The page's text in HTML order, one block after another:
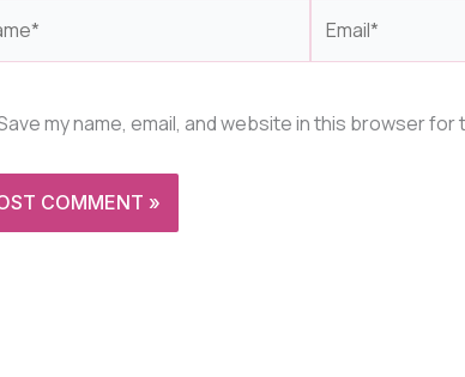
my name, email, and website in this browser for